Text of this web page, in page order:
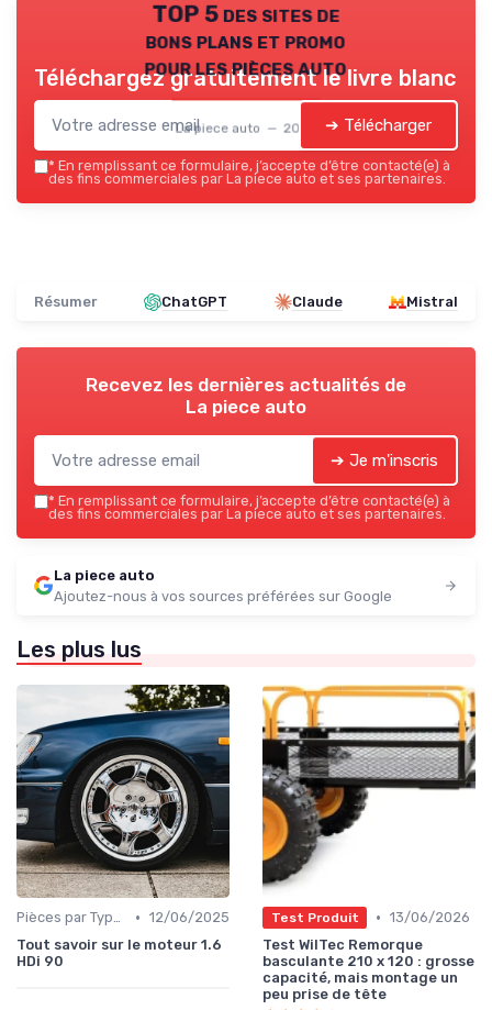
TOP 5 des sites de
bons plans et promo
pour les pièces auto
La piece auto — 2026
Téléchargez gratuitement le livre blanc
➔ Télécharger
* En remplissant ce formulaire, j’accepte d’être contacté(e) à
des fins commerciales par La piece auto et ses partenaires.
Résumer ChatGPT Claude Mistral
Recevez les dernières actualités de
La piece auto
➔ Je m'inscris
* En remplissant ce formulaire, j’accepte d’être contacté(e) à
des fins commerciales par La piece auto et ses partenaires.
La piece auto
Ajoutez-nous à vos sources préférées sur Google
Les plus lus
Pièces par Type (Freins, Moteur, etc.) • 12/06/2025
Tout savoir sur le moteur 1.6
HDi 90
Test Produit • 13/06/2026
Test WilTec Remorque
basculante 210 x 120 : grosse
capacité, mais montage un
peu prise de tête